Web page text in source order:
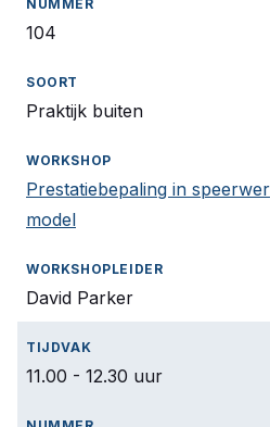
104
Praktijk buiten
Prestatiebepaling in
model
David Parker
11.00 - 12.30 uur